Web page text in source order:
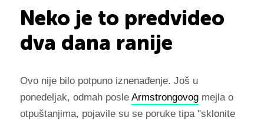
Neko je to predvideo
dva dana ranije
Ovo nije bilo potpuno iznenađenje. Još u
ponedeljak, odmah posle Armstrongovogmejla o
otpuštanjima, pojavile su se poruke tipa "sklonite